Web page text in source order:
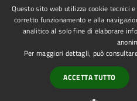
RSS
Accessibilità
Privacy
Mappa del sito
Questo sito web utilizza cookie tecnici
corretto funzionamento e alla
analitico al solo fine di elaborare
Per maggiori dettagli, può
ACCETTA TUTTO